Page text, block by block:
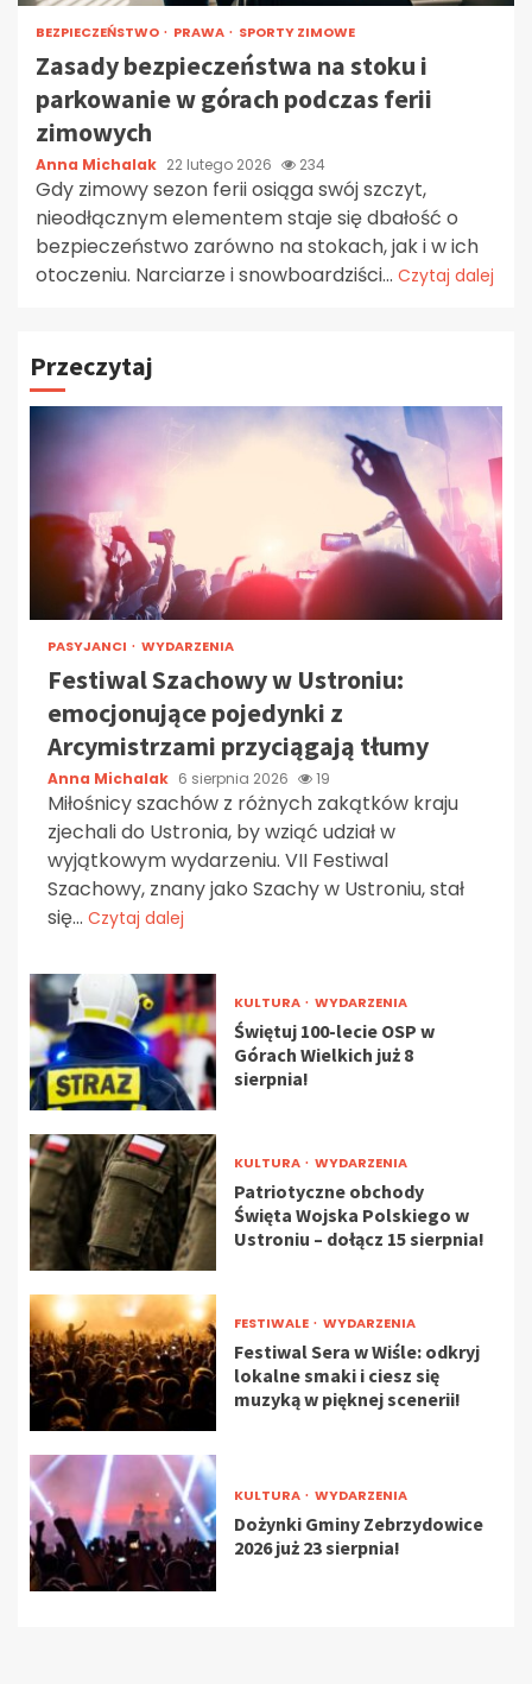
BEZPIECZEŃSTWO PRAWA SPORTY ZIMOWE
Zasady bezpieczeństwa na stoku i
parkowanie w górach podczas ferii
zimowych
Anna Michalak 22 lutego 2026 234
Gdy zimowy sezon ferii osiąga swój szczyt,
nieodłącznym elementem staje się dbałość o
bezpieczeństwo zarówno na stokach, jak i w ich
otoczeniu. Narciarze i snowboardziści... Czytaj dalej
Przeczytaj
PASYJANCI WYDARZENIA
Festiwal Szachowy w Ustroniu:
emocjonujące pojedynki z
Arcymistrzami przyciągają tłumy
Anna Michalak 6 sierpnia 2026 19
Miłośnicy szachów z różnych zakątków kraju
zjechali do Ustronia, by wziąć udział w
wyjątkowym wydarzeniu. VII Festiwal
Szachowy, znany jako Szachy w Ustroniu, stał
się... Czytaj dalej
KULTURA WYDARZENIA
Świętuj 100-lecie OSP w
Górach Wielkich już 8
sierpnia!
KULTURA WYDARZENIA
Patriotyczne obchody
Święta Wojska Polskiego w
Ustroniu – dołącz 15 sierpnia!
FESTIWALE WYDARZENIA
Festiwal Sera w Wiśle: odkryj
lokalne smaki i ciesz się
muzyką w pięknej scenerii!
KULTURA WYDARZENIA
Dożynki Gminy Zebrzydowice
2026 już 23 sierpnia!